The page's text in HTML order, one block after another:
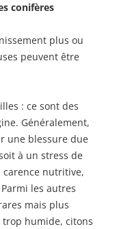
conifères
plus ou
peuvent être
: ce sont des
Généralement,
une blessure due
à un stress de
carence nutritive,
les autres
mais plus
humide, citons